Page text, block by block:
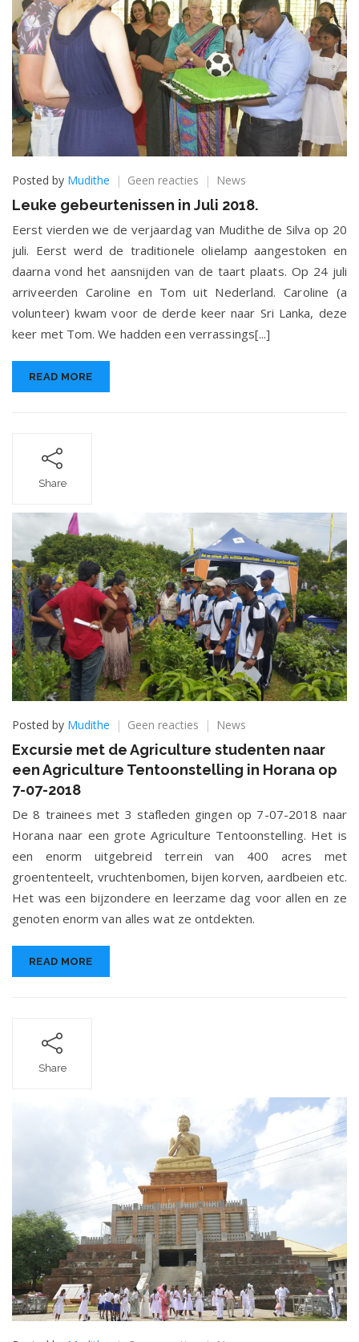
Posted by Mudithe Geen reacties op
Leuke
gebeurtenissen
in
Juli
2018.
News
Leuke gebeurtenissen in Juli 2018.
Eerst vierden we de verjaardag van Mudithe de Silva op 20
juli. Eerst werd de traditionele olielamp aangestoken en
daarna vond het aansnijden van de taart plaats. Op 24 juli
arriveerden Caroline en Tom uit Nederland. Caroline (a
volunteer) kwam voor de derde keer naar Sri Lanka, deze
keer met Tom. We hadden een verrassings[...]
READ MORE
Share
Posted by Mudithe Geen reacties op
met
de
naar
een
Agriculture
in
Horana
op
News
Excursie met de Agriculture studenten naar
een Agriculture Tentoonstelling in Horana op
7-07-2018
De 8 trainees met 3 stafleden gingen op 7-07-2018 naar
Horana naar een grote Agriculture Tentoonstelling. Het is
een enorm uitgebreid terrein van 400 acres met
groententeelt, vruchtenbomen, bijen korven, aardbeien etc.
Het was een bijzondere en leerzame dag voor allen en ze
genoten enorm van alles wat ze ontdekten.
READ MORE
Share